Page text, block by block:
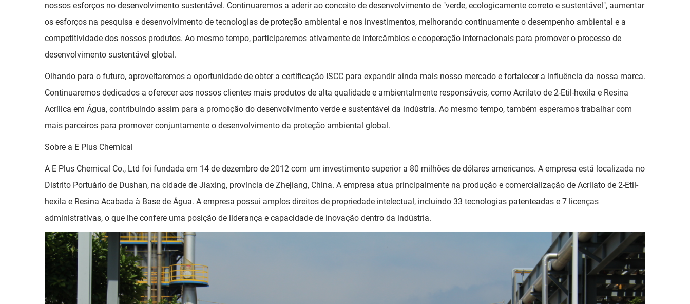
nossos esforços no desenvolvimento sustentável. Continuaremos a aderir ao conceito de desenvolvimento de "verde, ecologicamente correto e sustentável", aumentar
os esforços na pesquisa e desenvolvimento de tecnologias de proteção ambiental e nos investimentos, melhorando continuamente o desempenho ambiental e a
competitividade dos nossos produtos. Ao mesmo tempo, participaremos ativamente de intercâmbios e cooperação internacionais para promover o processo de
desenvolvimento sustentável global.
Olhando para o futuro, aproveitaremos a oportunidade de obter a certificação ISCC para expandir ainda mais nosso mercado e fortalecer a influência da nossa marca.
Continuaremos dedicados a oferecer aos nossos clientes mais produtos de alta qualidade e ambientalmente responsáveis, como Acrilato de 2-Etil-hexila e Resina
Acrílica em Água, contribuindo assim para a promoção do desenvolvimento verde e sustentável da indústria. Ao mesmo tempo, também esperamos trabalhar com
mais parceiros para promover conjuntamente o desenvolvimento da proteção ambiental global.
Sobre a E Plus Chemical
A E Plus Chemical Co., Ltd foi fundada em 14 de dezembro de 2012 com um investimento superior a 80 milhões de dólares americanos. A empresa está localizada no
Distrito Portuário de Dushan, na cidade de Jiaxing, província de Zhejiang, China. A empresa atua principalmente na produção e comercialização de Acrilato de 2-Etil-
hexila e Resina Acabada à Base de Água. A empresa possui amplos direitos de propriedade intelectual, incluindo 33 tecnologias patenteadas e 7 licenças
administrativas, o que lhe confere uma posição de liderança e capacidade de inovação dentro da indústria.